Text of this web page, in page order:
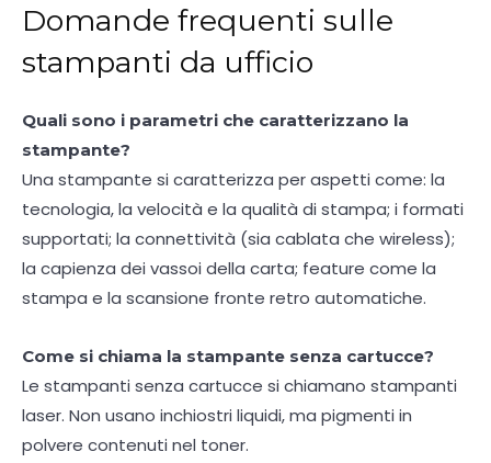
Domande frequenti sulle
stampanti da ufficio
Quali sono i parametri che caratterizzano la
stampante?
Una stampante si caratterizza per aspetti come: la
tecnologia, la velocità e la qualità di stampa; i formati
supportati; la connettività (sia cablata che wireless);
la capienza dei vassoi della carta; feature come la
stampa e la scansione fronte retro automatiche.
Come si chiama la stampante senza cartucce?
Le stampanti senza cartucce si chiamano stampanti
laser. Non usano inchiostri liquidi, ma pigmenti in
polvere contenuti nel toner.